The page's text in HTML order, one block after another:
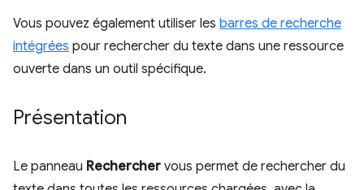
Vous pouvez également utiliser les barres de recherche
intégrées pour rechercher du texte dans une ressource
ouverte dans un outil spécifique.
Présentation
Le panneau Rechercher vous permet de rechercher du